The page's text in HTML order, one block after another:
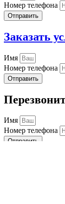
Номер телефона
Отправить
Заказать
Имя
Номер телефона
Отправить
Имя
Номер телефона
Отправить